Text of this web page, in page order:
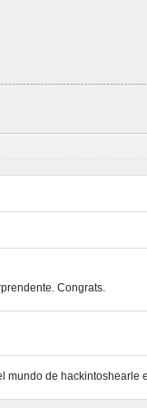
Congrats.
de